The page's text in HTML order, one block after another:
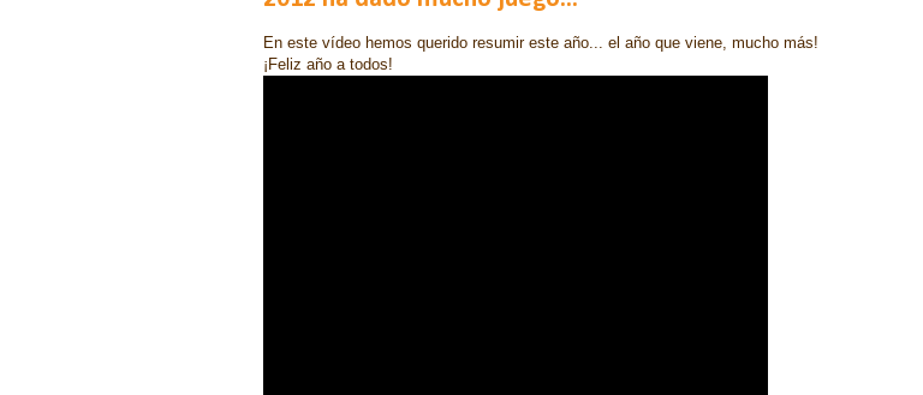
En este vídeo hemos querido resumir este año... el año que viene, mucho más!
¡Feliz año a todos!